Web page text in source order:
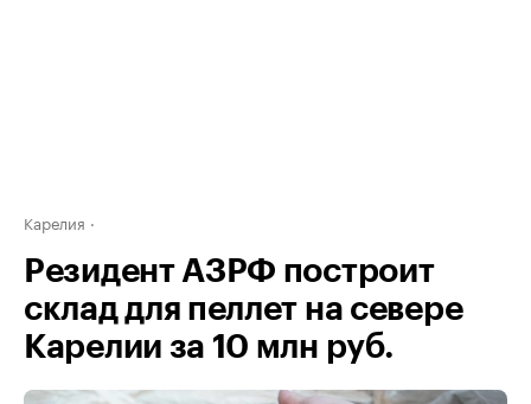
Карелия
Резидент АЗРФ построит
склад для пеллет на севере
Карелии за 10 млн руб.